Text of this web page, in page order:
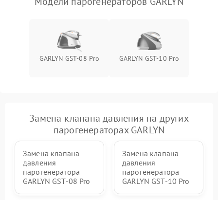
GARLYN GST-08 Pro GARLYN GST-10 Pro
Замена клапана давления на других
парогенераторах GARLYN
Замена клапана
давления
парогенератора
GARLYN GST-08 Pro
Замена клапана
давления
парогенератора
GARLYN GST-10 Pro